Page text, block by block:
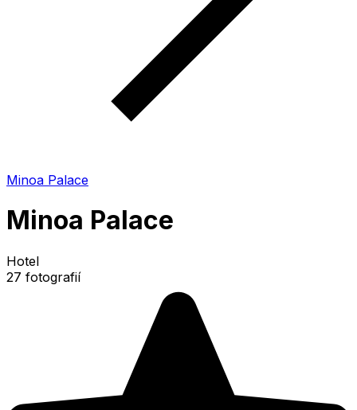
Minoa Palace
Minoa Palace
Hotel
27 fotografií